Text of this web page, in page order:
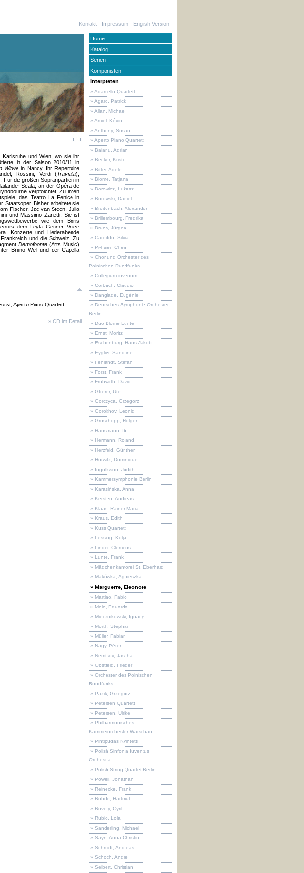
English Version
Impressum
Kontakt
Home
Katalog
Serien
Komponisten
Interpreten
» Adamello Quartett
» Agard, Patrick
» Allan, Michael
» Amiel, Kévin
» Anthony, Susan
» Aperto Piano Quartett
» Baianu, Adrian
» Becker, Kristi
» Bitter, Adele
» Blome, Tatjana
» Borowicz, Łukasz
» Borowski, Daniel
» Breitenbach, Alexander
» Brillembourg, Fredrika
» Bruns, Jürgen
» Careddu, Silvia
» Pi-hsien Chen
» Chor und Orchester des
Polnischen Rundfunks
» Collegium iuvenum
» Corbach, Claudio
» Danglade, Eugénie
» Deutsches Symphonie-Orchester
Berlin
» Duo Blome Lunte
» Ernst, Moritz
» Eschenburg, Hans-Jakob
» Eyglier, Sandrine
» Fehlandt, Stefan
» Forst, Frank
» Frühwirth, David
» Gfrerer, Ute
» Gorczyca, Grzegorz
» Gorokhov, Leonid
» Groschopp, Holger
» Hausmann, Ib
» Hermann, Roland
» Herzfeld, Günther
» Horwitz, Dominique
» Ingolfsson, Judith
» Kammersymphonie Berlin
» Karasińska, Anna
» Kersten, Andreas
» Klaas, Rainer Maria
» Kraus, Edith
» Kuss Quartett
» Lessing, Kolja
» Linder, Clemens
» Lunte, Frank
» Mädchenkantorei St. Eberhard
» Makówka, Agnieszka
» Marguerre, Eleonore
» Martino, Fabio
» Melo, Eduarda
» Miecznikowski, Ignacy
» Mörth, Stephan
» Müller, Fabian
» Nagy, Péter
» Nemtsov, Jascha
» Obstfeld, Frieder
» Orchester des Polnischen
Rundfunks
» Pazik, Grzegorz
» Petersen Quartett
» Petersen, Ulrike
» Philharmonisches
Kammerorchester Warschau
» Pihtipudas Kvintetti
» Polish Sinfonia Iuventus
Orchestra
» Polish String Quartet Berlin
» Powell, Jonathan
» Reinecke, Frank
» Rohde, Hartmut
» Rovery, Cyril
» Rubio, Lola
» Sanderling, Michael
» Sayn, Anna Christin
» Schmidt, Andreas
» Schoch, Andre
» Seibert, Christian
Karlsruhe und Wien, wo sie ihr
in der Saison 2010/11 in
Witwe in Nancy. Ihr Repertoire
Rossini, Verdi (Traviata),
Für die großen Sopranpartien in
Scala, an der Opéra de
verpföichtet. Zu ihren
das Teatro La Fenice in
Staatsoper. Bisher arbeitete sie
Fischer, Jac van Steen, Julia
und Massimo Zanetti. Sie ist
wie dem Boris
dem Leyla Gencer Voice
Konzerte und Liederabende
und die Schweiz. Zu
Demofoonte(Arts Music)
Bruno Weil und der Capella
Aperto Piano Quartett
» CD im Detail